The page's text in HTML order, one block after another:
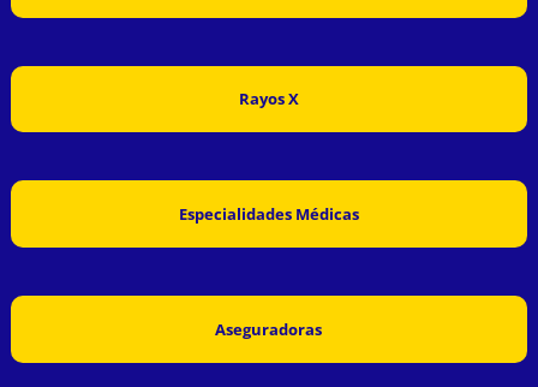
Rayos X
Especialidades Médicas
Aseguradoras